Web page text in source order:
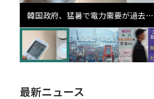
韓国政府、猛暑で電力需要が過去最
高更新の可能性に需給対応体制を点
検
最新ニュース